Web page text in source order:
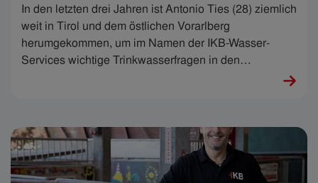
In den letzten drei Jahren ist Antonio Ties (28) ziemlich
weit in Tirol und dem östlichen Vorarlberg
herumgekommen, um im Namen der IKB-Wasser-
Services wichtige Trinkwasserfragen in den
ist kein Nine-to-five-Job.“ Genau das ist es, was ihm so
daran gefällt.